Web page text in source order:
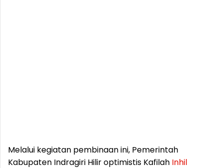
Melalui kegiatan pembinaan ini, Pemerintah
Kabupaten Indragiri Hilir optimistis Kafilah Inhil